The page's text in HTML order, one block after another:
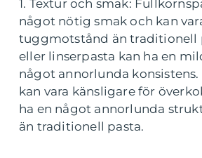
1. Textur och smak:
något nötig smak och kan
tuggmotstånd än traditionell
eller linserpasta kan ha en
något annorlunda
kan vara känsligare för
ha en något annorlunda
än traditionell pasta.